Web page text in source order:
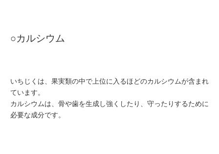
○カルシウム
いちじくは、果実類の中で上位に入るほどのカルシウムが含まれ
ています。
カルシウムは、骨や歯を生成し強くしたり、守ったりするために
必要な成分です。